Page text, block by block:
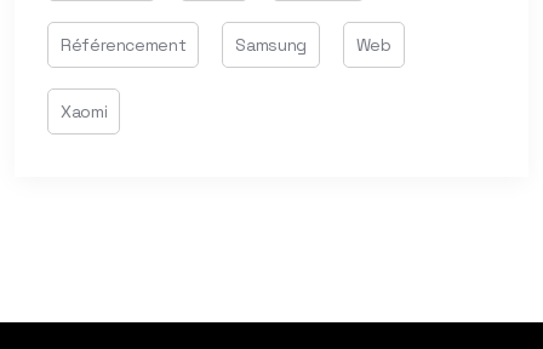
Référencement Samsung Web
Xaomi